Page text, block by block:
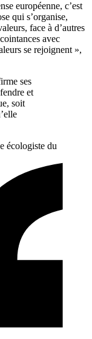
européenne, c’est
qui s’organise,
face à d’autres
avec
se rejoignent »,
ses
et
soit
écologiste du